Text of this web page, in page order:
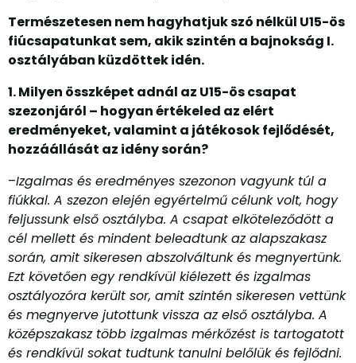
Természetesen nem hagyhatjuk szó nélkül U15-ös
fiúcsapatunkat sem, akik szintén a bajnokság I.
osztályában küzdöttek idén.
1. Milyen összképet adnál az U15-ös csapat
szezonjáról – hogyan értékeled az elért
eredményeket, valamint a játékosok fejlődését,
hozzáállását az idény során?
–Izgalmas és eredményes szezonon vagyunk túl a
fiúkkal. A szezon elején egyértelmű célunk volt, hogy
feljussunk első osztályba. A csapat elköteleződött a
cél mellett és mindent beleadtunk az alapszakasz
során, amit sikeresen abszolváltunk és megnyertünk.
Ezt követően egy rendkívül kiélezett és izgalmas
osztályozóra került sor, amit szintén sikeresen vettünk
és megnyerve jutottunk vissza az első osztályba. A
középszakasz több izgalmas mérkőzést is tartogatott
és rendkívül sokat tudtunk tanulni belőlük és fejlődni.